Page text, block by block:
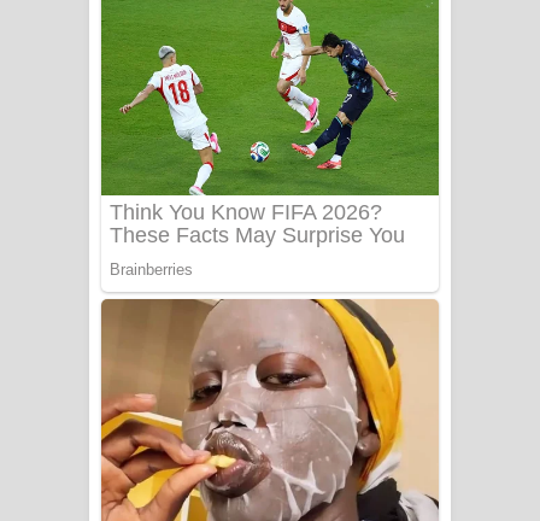
යායේ දිලෙනා ගීතයේ පද පෙළ
Ow Man Sosa Song Lyrics - ඔව් මං
සෝසා ගීතයේ පද පෙළ
Heavy Weight Song Lyrics
Aye Lanweela Song Lyrics - ආයේ
ලංවීලා ගීතයේ පද පෙළ
Ala purannata Song Lyrics - ආල
පුරන්නට ගීතයේ පද පෙළ
FEVER DREAM Lyrics - Alex Warren
BTS : Hooligan Lyrics